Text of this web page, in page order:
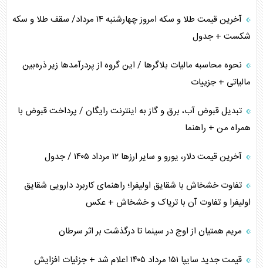
آخرین قیمت طلا و سکه امروز چهارشنبه ۱۴ مرداد/ سقف طلا و سکه
شکست + جدول
نحوه محاسبه مالیات بلاگر‌ها / این گروه از پردرآمد‌ها زیر ذره‌بین
مالیاتی + جزییات
تبدیل قبوض آب، برق و گاز به اینترنت رایگان / پرداخت قبوض با
همراه من + راهنما
آخرین قیمت دلار، یورو و سایر ارز‌ها ۱۲ مرداد ۱۴۰۵ / جدول
تفاوت خشخاش با شقایق اولیفرا؛ راهنمای کاربرد دارویی شقایق
اولیفرا و تفاوت آن با تریاک و خشخاش + عکس
مریم همتیان از اوج در سینما تا درگذشت بر اثر سرطان
قیمت جدید سایپا ۱۵۱ مرداد ۱۴۰۵ اعلام شد + جزئیات افزایش